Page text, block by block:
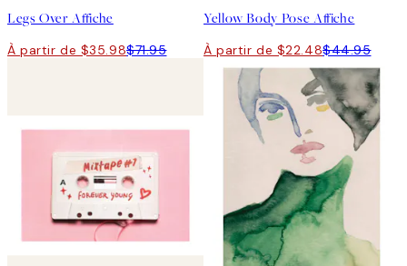
Legs Over Affiche
À partir de $35.98$71.95
Yellow Body Pose Affiche
À partir de $22.48$44.95